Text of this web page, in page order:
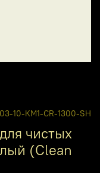
10-КМ1-CR-1300-SH
чистых
(Clean